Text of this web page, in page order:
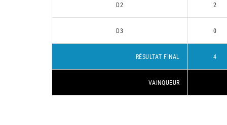
D2 2
D3 0
RÉSULTAT FINAL 4
VAINQUEUR